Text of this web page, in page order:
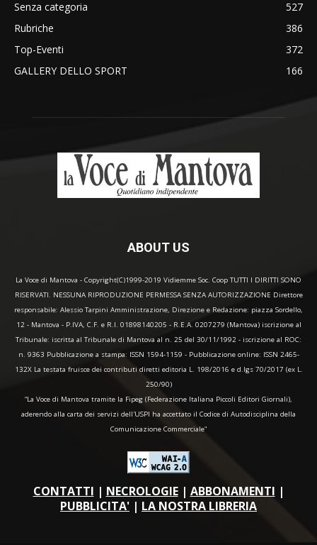
Senza categoria
527
Rubriche
386
Top-Eventi
372
GALLERY DELLO SPORT
166
ABOUT US
La Voce di Mantova - Copyright(C)1999-2019 Vidiemme Soc. Coop TUTTI I DIRITTI SONO
RISERVATI. NESSUNA RIPRODUZIONE PERMESSA SENZA AUTORIZZAZIONE Direttore
responsabile: Alessio Tarpini Amministrazione, Direzione e Redazione: piazza Sordello,
12 - Mantova - P.IVA, C.F. e R.I. 01898140205 - R.E.A. 0207279 (Mantova) iscrizione al
Tribunale: iscritta al Tribunale di Mantova al n. 25 del 30/11/1992 - iscrizione al ROC:
n. 9363 Pubblicazione a stampa: ISSN 1594-1159 - Pubblicazione online: ISSN 2465-
132X La testata fruisce dei contributi diretti editoria L. 198/2016 e d.lgs 70/2017 (ex L.
250/90)
“La Voce di Mantova tramite la Fipeg (Federazione Italiana Piccoli Editori Giornali),
aderendo alla carta dei servizi dell'USPI ha accettato il Codice di Autodisciplina della
Comunicazione Commerciale"
CONTATTI | NECROLOGIE| ABBONAMENTI |
PUBBLICITA' | LA NOSTRA LIBRERIA